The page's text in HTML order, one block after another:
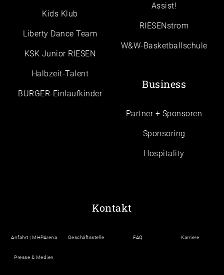
Kids Klub
Liberty Dance Team
KSK Junior RIESEN
Halbzeit-Talent
BÜRGER-Einlaufkinder
Assist!
RIESENstrom
W&W-Basketballschule
Business
Partner + Sponsoren
Sponsoring
Hospitality
Kontakt
Anfahrt | MHPArena Geschäftsstelle FAQ Karriere
Presse & Medien